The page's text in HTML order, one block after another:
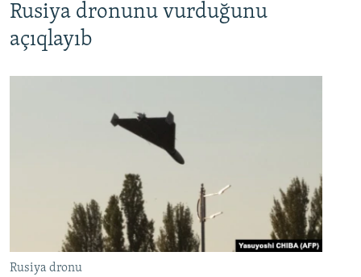
Rusiya dronunu vurduğunu
açıqlayıb
Rusiya dronu